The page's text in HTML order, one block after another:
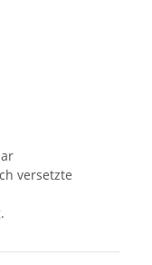
versetzte